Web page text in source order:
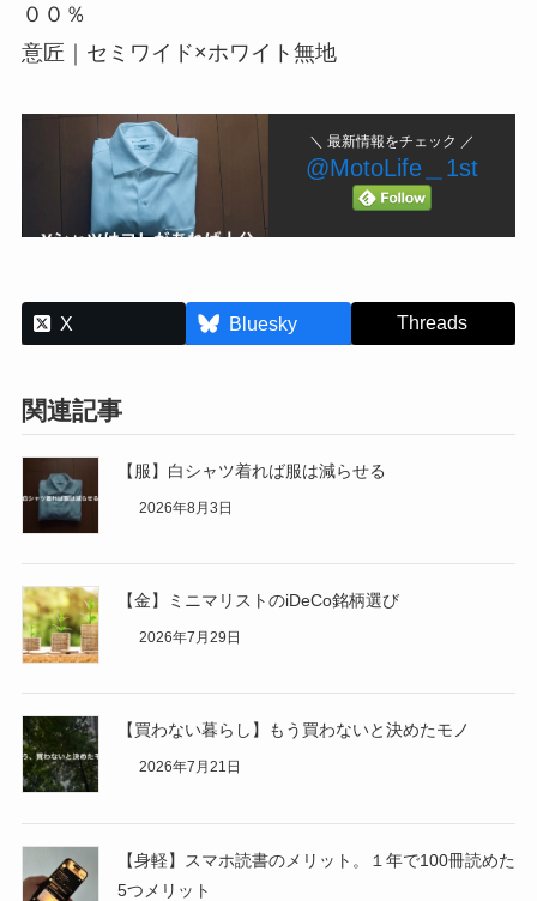
００％
意匠｜セミワイド×ホワイト無地
＼ 最新情報をチェック ／
@MotoLife＿1st
X Bluesky Threads
関連記事
【服】白シャツ着れば服は減らせる
2026年8月3日
【金】ミニマリストのiDeCo銘柄選び
2026年7月29日
【買わない暮らし】もう買わないと決めたモノ
2026年7月21日
【身軽】スマホ読書のメリット。１年で100冊読めた
5つメリット